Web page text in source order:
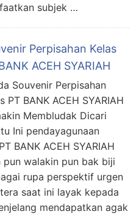
subjek …
Perpisahan Kelas
ACEH SYARIAH
Souvenir Perpisahan
PT BANK ACEH SYARIAH
Membludak Dicari
Ini pendayagunaan
BANK ACEH SYARIAH
walakin pun bak biji
rupa perspektif urgen
saat ini layak kepada
mendapatkan agak